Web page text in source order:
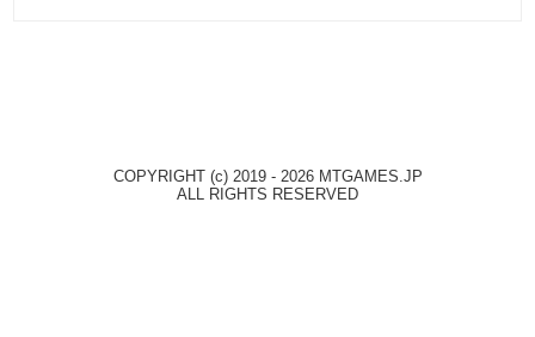
COPYRIGHT (c) 2019 - 2026 MTGAMES.JP
ALL RIGHTS RESERVED